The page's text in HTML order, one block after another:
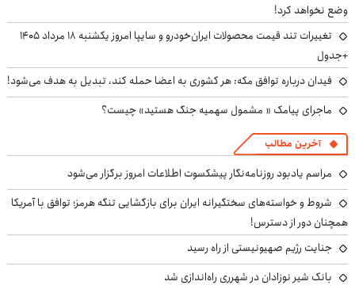
وضع نخواهد کرد!
تغییرات تند قیمت محصولات ایران‌خودرو و سایپا امروز یکشنبه ۱۸ مرداد ۱۴۰۵
+جدول
فیدان درباره توافق مکه: هر کشوری به اعضا حمله کند، تبدیل به هدف می‌شود!
ماجرای پیامک « مشمول سهمیه جنگ هستید» چیست؟
آخرین مطالب
مراسم یادبود روزنامه‌نگار پیشکسوت اطلاعات امروز برگزار می‌شود
شروط و خواسته‌های سختگیرانه ایران برای بازگشایی تنگه هرمز؛ توافق با آمریکا
همچنان دور از دسترس!
جنایت رژیم صهیونیستی از راه رسید
بانک شیر نوزادان در شهرری راه‌اندازی شد